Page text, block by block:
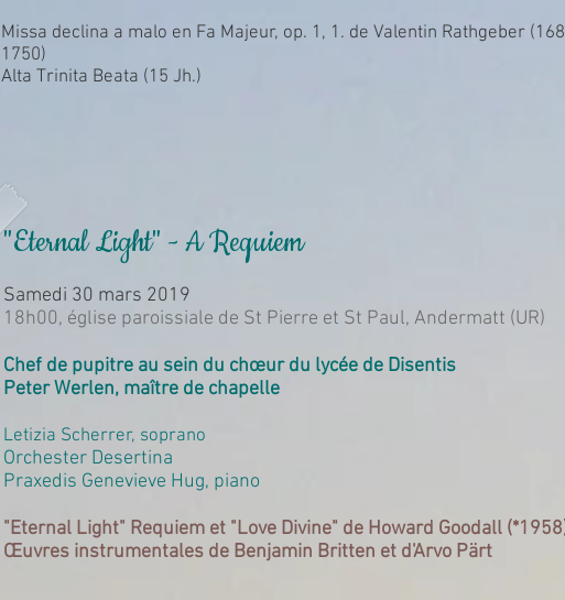
Missa declina a malo en Fa Majeur, op. 1, 1. de Valentin Rathgeber
1750)
Alta Trinita Beata (15 Jh.)
"Eternal Light" - A Requiem
Samedi 30 mars 2019
18h00, église paroissiale de St Pierre et St Paul, Andermatt (UR)
Chef de pupitre au sein du chœur du lycée de Disentis
Peter Werlen, maître de chapelle
Letizia Scherrer, soprano
Orchester Desertina
Praxedis Genevieve Hug, piano
"Eternal Light" Requiem et "Love Divine" de Howard Goodall
Œuvres instrumentales de Benjamin Britten et d'Arvo Pärt